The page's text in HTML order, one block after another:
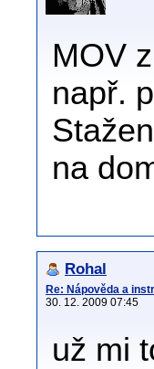
MOV
např.
na
Rohal
Re: Nápověda a
30. 12. 2009 07:45
už mi